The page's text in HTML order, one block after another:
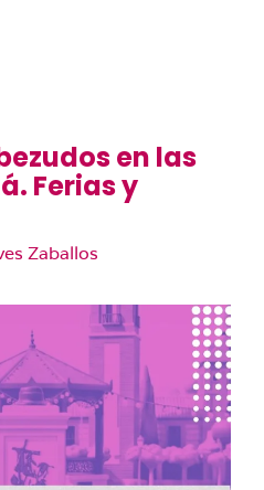
en las
Ferias y
Zaballos